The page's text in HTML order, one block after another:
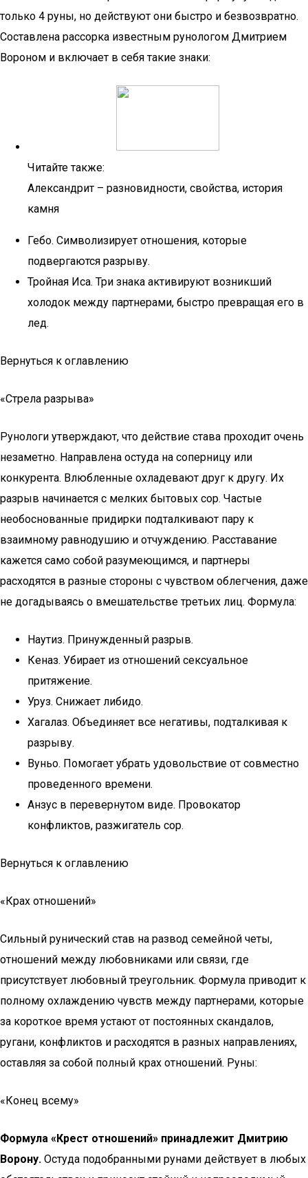
только 4 руны, но действуют они быстро и безвозвратно.
Составлена рассорка известным рунологом Дмитрием
Вороном и включает в себя такие знаки:
Читайте также:
Александрит – разновидности, свойства, история
камня
Гебо. Символизирует отношения, которые
подвергаются разрыву.
Тройная Иса. Три знака активируют возникший
холодок между партнерами, быстро превращая его в
лед.
Вернуться к оглавлению
«Стрела разрыва»
Рунологи утверждают, что действие става проходит очень
незаметно. Направлена остуда на соперницу или
конкурента. Влюбленные охладевают друг к другу. Их
разрыв начинается с мелких бытовых сор. Частые
необоснованные придирки подталкивают пару к
взаимному равнодушию и отчуждению. Расставание
кажется само собой разумеющимся, и партнеры
расходятся в разные стороны с чувством облегчения, даже
не догадываясь о вмешательстве третьих лиц. Формула:
Наутиз. Принужденный разрыв.
Кеназ. Убирает из отношений сексуальное
притяжение.
Уруз. Снижает либидо.
Хагалаз. Объединяет все негативы, подталкивая к
разрыву.
Вуньо. Помогает убрать удовольствие от совместно
проведенного времени.
Анзус в перевернутом виде. Провокатор
конфликтов, разжигатель сор.
Вернуться к оглавлению
«Крах отношений»
Сильный рунический став на развод семейной четы,
отношений между любовниками или связи, где
присутствует любовный треугольник. Формула приводит к
полному охлаждению чувств между партнерами, которые
за короткое время устают от постоянных скандалов,
ругани, конфликтов и расходятся в разных направлениях,
оставляя за собой полный крах отношений. Руны:
«Конец всему»
Формула «Крест отношений» принадлежит Дмитрию
Ворону. Остуда подобранными рунами действует в любых